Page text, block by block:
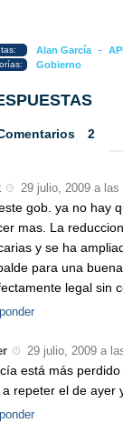
Alan García -
Gobierno
2
29 julio, 2009 a las
gob. ya no hay
mas. La
y se ha
para una
legal sin
29 julio, 2009 a
está más
a repeter el de ayer